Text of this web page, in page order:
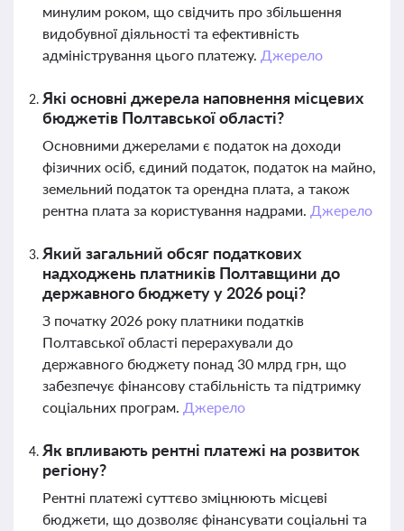
минулим роком, що свідчить про збільшення
видобувної діяльності та ефективність
адміністрування цього платежу. Джерело
Які основні джерела наповнення місцевих
бюджетів Полтавської області?
Основними джерелами є податок на доходи
фізичних осіб, єдиний податок, податок на майно,
земельний податок та орендна плата, а також
рентна плата за користування надрами. Джерело
Який загальний обсяг податкових
надходжень платників Полтавщини до
державного бюджету у 2026 році?
З початку 2026 року платники податків
Полтавської області перерахували до
державного бюджету понад 30 млрд грн, що
забезпечує фінансову стабільність та підтримку
соціальних програм. Джерело
Як впливають рентні платежі на розвиток
регіону?
Рентні платежі суттєво зміцнюють місцеві
бюджети, що дозволяє фінансувати соціальні та